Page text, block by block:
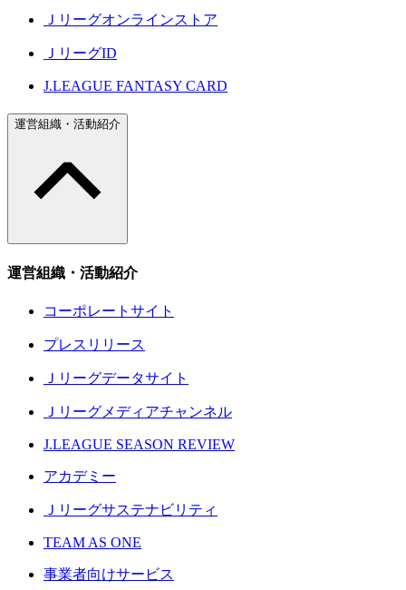
Ｊリーグオンラインストア
ＪリーグID
J.LEAGUE FANTASY CARD
運営組織・活動紹介
運営組織・活動紹介
コーポレートサイト
プレスリリース
Ｊリーグデータサイト
Ｊリーグメディアチャンネル
J.LEAGUE SEASON REVIEW
アカデミー
Ｊリーグサステナビリティ
TEAM AS ONE
事業者向けサービス